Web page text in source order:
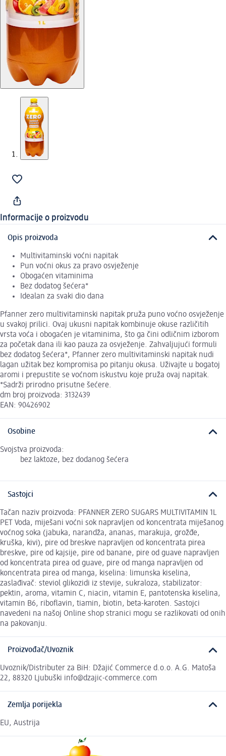
Informacije o proizvodu
Opis proizvoda
Multivitaminski voćni napitak
Pun voćni okus za pravo osvježenje
Obogaćen vitaminima
Bez dodatog šećera*
Idealan za svaki dio dana
Pfanner zero multivitaminski napitak pruža puno voćno osvježenje
u svakoj prilici. Ovaj ukusni napitak kombinuje okuse različitih
vrsta voća i obogaćen je vitaminima, što ga čini odličnim izborom
za početak dana ili kao pauza za osvježenje. Zahvaljujući formuli
bez dodatog šećera*, Pfanner zero multivitaminski napitak nudi
lagan užitak bez kompromisa po pitanju okusa. Uživajte u bogatoj
aromi i prepustite se voćnom iskustvu koje pruža ovaj napitak.
*Sadrži prirodno prisutne šećere.
dm broj proizvoda: 3132439
EAN: 90426902
Osobine
Svojstva proizvoda:
bez laktoze, bez dodanog šećera
Sastojci
Tačan naziv proizvoda: PFANNER ZERO SUGARS MULTIVITAMIN 1L
PET Voda, miješani voćni sok napravljen od koncentrata miješanog
voćnog soka (jabuka, narandža, ananas, marakuja, grožđe,
kruška, kivi), pire od breskve napravljen od koncentrata pirea
breskve, pire od kajsije, pire od banane, pire od guave napravljen
od koncentrata pirea od guave, pire od manga napravljen od
koncentrata pirea od manga, kiselina: limunska kiselina,
zaslađivač: steviol glikozidi iz stevije, sukraloza, stabilizator:
pektin, aroma, vitamin C, niacin, vitamin E, pantotenska kiselina,
vitamin B6, riboflavin, tiamin, biotin, beta-karoten. Sastojci
navedeni na našoj Online shop stranici mogu se razlikovati od onih
na pakovanju.
Proizvođač/Uvoznik
Uvoznik/Distributer za BiH: Džajić Commerce d.o.o. A.G. Matoša
22, 88320 Ljubuški info@dzajic-commerce.com
Zemlja porijekla
EU, Austrija